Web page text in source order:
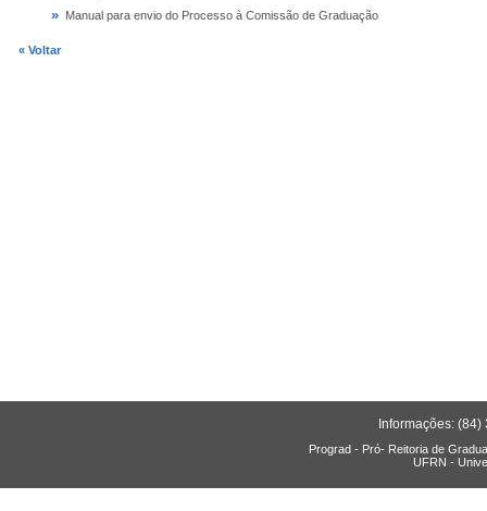
» Manual para envio do Processo à Comissão de Graduação
« Voltar
Informações:
Prograd - Pró- Reitoria de
UFRN -